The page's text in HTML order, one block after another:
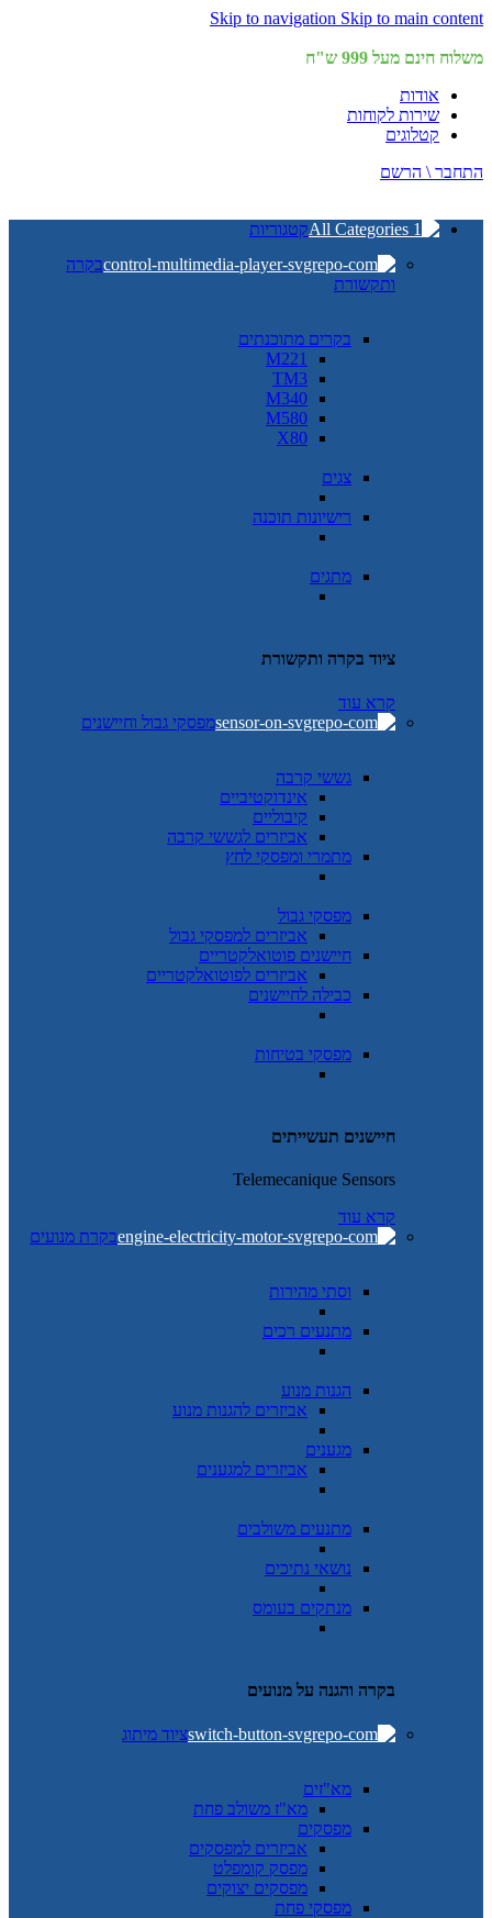
Skip to navigation Skip to main content
משלוח חינם מעל 999 ש"ח
אודות
שירות לקוחות
קטלוגים
התחבר \ הרשם
קטגוריות
בקרה
ותקשורת
בקרים מתוכנתים
M221
TM3
M340
M580
X80
צגים
רישיונות תוכנה
מתגים
ציוד בקרה ותקשורת
קרא עוד
מפסקי גבול וחיישנים
גששי קרבה
אינדוקטיביים
קיבוליים
אביזרים לגששי קרבה
מתמרי ומפסקי לחץ
מפסקי גבול
אביזרים למפסקי גבול
חיישנים פוטואלקטריים
אביזרים לפוטואלקטריים
כבילה לחיישנים
מפסקי בטיחות
חיישנים תעשייתים
Telemecanique Sensors
קרא עוד
בקרת מנועים
וסתי מהירות
מתנעים רכים
הגנות מנוע
אביזרים להגנות מנוע
מגענים
אביזרים למגענים
מתנעים משולבים
נושאי נתיכים
מנתקים בעומס
בקרה והגנה על מנועים
ציוד מיתוג
מא"זים
מא"ז משולב פחת
מפסקים
אביזרים למפסקים
מפסק קומפלט
מפסקים יצוקים
מפסקי פחת